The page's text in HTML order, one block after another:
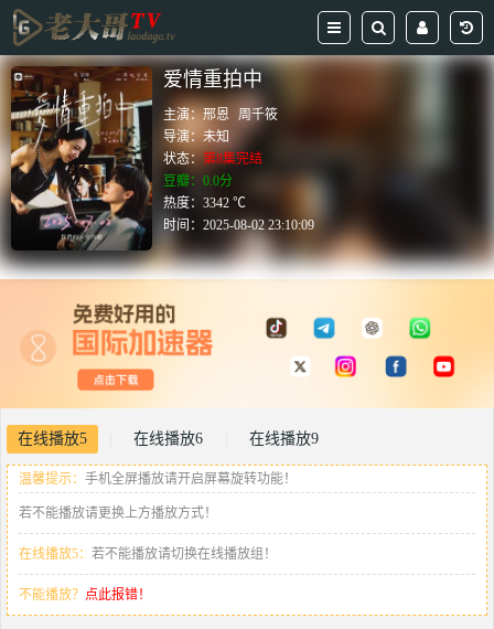
爱情重拍中
主演：邢恩 周千筱
导演：未知
状态：第8集完结
豆瓣：0.0分
热度：3342 ℃
时间：2025-08-02 23:10:09
在线播放5 在线播放6 在线播放9
温馨提示： 手机全屏播放请开启屏幕旋转功能！
若不能播放请更换上方播放方式！
在线播放5： 若不能播放请切换在线播放组！
不能播放？ 点此报错！